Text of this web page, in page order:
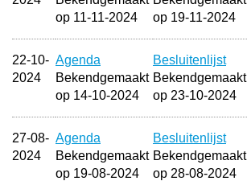
op 11-11-2024
op 19-11-2024
22-10-
2024
Agenda
Bekendgemaakt
op 14-10-2024
Besluitenlijst
Bekendgemaakt
op 23-10-2024
27-08-
2024
Agenda
Bekendgemaakt
op 19-08-2024
Besluitenlijst
Bekendgemaakt
op 28-08-2024